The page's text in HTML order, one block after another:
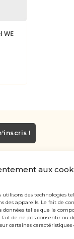
aux
des technologies
des appareils. Le fait de
telles que le
de ne pas consentir ou
certaines caractéristiques
WE
!